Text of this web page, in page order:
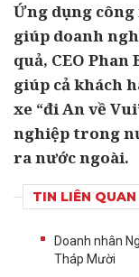
Ứng dụng
giúp doanh
quả, CEO
giúp cả khách
xe “đi An về
nghiệp trong
ra nước ngoài.
TIN LIÊN QUAN
Doanh nhân
Tháp Mười